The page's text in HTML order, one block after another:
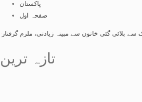
پاکستان
صفحہ اول
خاتون سے مبینہ زیادتی، ملزم گرفتار-
تازہ ترین